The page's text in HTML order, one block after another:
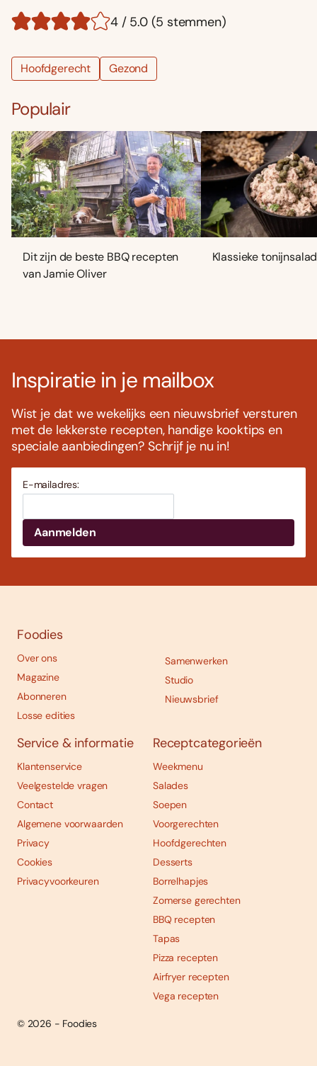
4 / 5.0 (5 stemmen)
Hoofdgerecht Gezond
Populair
Dit zijn de beste BBQ recepten
van Jamie Oliver
Klassieke
Inspiratie in je mailbox
Wist je dat we wekelijks een nieuwsbrief versturen
met de lekkerste recepten, handige kooktips en
speciale aanbiedingen? Schrijf je nu in!
E-mailadres:
Foodies
Over ons
Magazine
Abonneren
Losse edities
Samenwerken
Studio
Nieuwsbrief
Service & informatie
Klantenservice
Veelgestelde vragen
Contact
Algemene voorwaarden
Privacy
Cookies
Privacyvoorkeuren
Receptcategorieën
Weekmenu
Salades
Soepen
Voorgerechten
Hoofdgerechten
Desserts
Borrelhapjes
Zomerse gerechten
BBQ recepten
Tapas
Pizza recepten
Airfryer recepten
Vega recepten
© 2026 - Foodies